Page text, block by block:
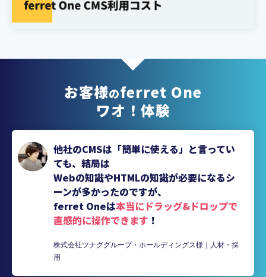
お客様のferret One
ワオ！体験
他社のCMSは「簡単に使える」と言ってい
ても、結局は
Webの知識やHTMLの知識が必要になるシ
ーンが多かったのですが、
ferret Oneは本当にドラッグ&ドロップで
直感的に操作できます ！
株式会社ツナググループ・ホールディングス様｜人材・採
用